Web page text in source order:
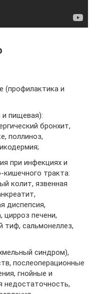
(профилактика и
и пищевая):
бронхит,
поллиноз,
при инфекциях и
кишечного тракта:
колит, язвенная
диспепсия,
цирроз печени,
тиф, сальмонеллез,
синдром),
послеоперационные
гнойные и
недостаточность,